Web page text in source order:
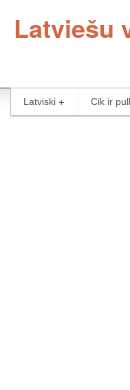
Latviešu
Latviski Cik ir